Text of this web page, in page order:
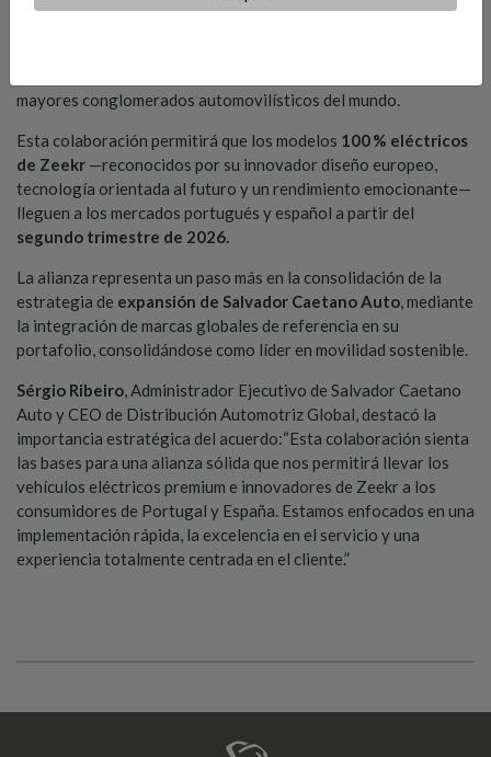
mayores conglomerados automovilísticos del mundo.
Esta colaboración permitirá que los modelos 100 % eléctricos
de Zeekr —reconocidos por su innovador diseño europeo,
tecnología orientada al futuro y un rendimiento emocionante—
lleguen a los mercados portugués y español a partir del
segundo trimestre de 2026.
La alianza representa un paso más en la consolidación de la
estrategia de expansión de Salvador Caetano Auto, mediante
la integración de marcas globales de referencia en su
portafolio, consolidándose como líder en movilidad sostenible.
Sérgio Ribeiro, Administrador Ejecutivo de Salvador Caetano
Auto y CEO de Distribución Automotriz Global, destacó la
importancia estratégica del acuerdo:“Esta colaboración sienta
las bases para una alianza sólida que nos permitirá llevar los
vehículos eléctricos premium e innovadores de Zeekr a los
consumidores de Portugal y España. Estamos enfocados en una
implementación rápida, la excelencia en el servicio y una
experiencia totalmente centrada en el cliente.”